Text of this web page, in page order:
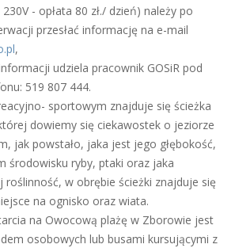
- opłata 80 zł./ dzień) należy po
przesłać informację na e-mail
,
udziela pracownik GOSiR pod
519 807 444.
sportowym znajduje się ścieżka
dowiemy się ciekawostek o jeziorze
jak powstało, jaka jest jego głębokość,
środowisku ryby, ptaki oraz jaka
w obrębie ścieżki znajduje się
na ognisko oraz wiata.
na Owocową plażę w Zborowie jest
osobowych lub busami kursującymi z